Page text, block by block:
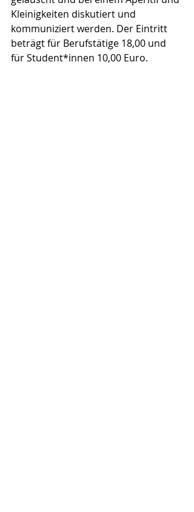
Kleinigkeiten diskutiert und
kommuniziert werden. Der Eintritt
beträgt für Berufstätige 18,00 und
für Student*innen 10,00 Euro.